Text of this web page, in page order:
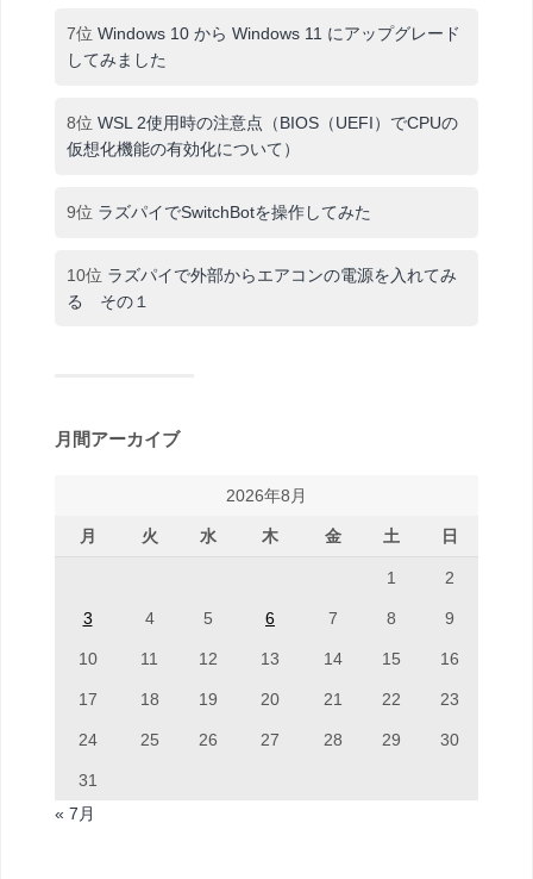
7位 Windows 10 から Windows 11 にアップグレード
してみました
8位 WSL 2使用時の注意点（BIOS（UEFI）でCPUの
仮想化機能の有効化について）
9位 ラズパイでSwitchBotを操作してみた
10位 ラズパイで外部からエアコンの電源を入れてみ
る その１
月間アーカイブ
2026年8月
月 火 水 木 金 土 日
1 2
3 4 5 6 7 8 9
10 11 12 13 14 15 16
17 18 19 20 21 22 23
24 25 26 27 28 29 30
31
« 7月